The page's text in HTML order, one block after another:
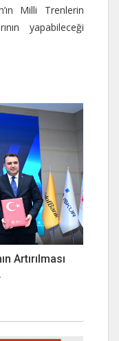
Milli Trenlerin
yapabileceği
Artırılması